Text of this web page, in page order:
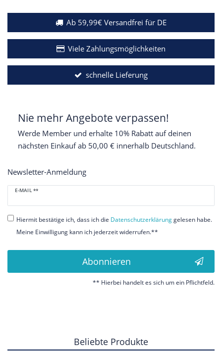
Ab 59,99€ Versandfrei für DE
Viele Zahlungsmöglichkeiten
schnelle Lieferung
Nie mehr Angebote verpassen!
Werde Member und erhalte 10% Rabatt auf deinen
nächsten Einkauf ab 50,00 € innerhalb Deutschland.
Newsletter-Anmeldung
E-MAIL **
Newsletter
Honig
Hiermit bestätige ich, dass ich die Daten­schutz­erklärunggelesen habe.
Meine Einwilligung kann ich jederzeit widerrufen.**
Abonnieren
** Hierbei handelt es sich um ein Pflichtfeld.
Beliebte Produkte